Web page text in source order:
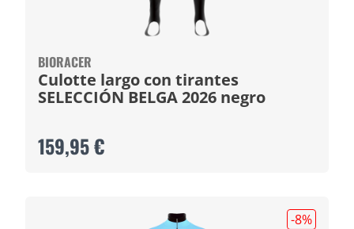
BIORACER
Culotte largo con tirantes
SELECCIÓN BELGA 2026 negro
159,95 €
-8%